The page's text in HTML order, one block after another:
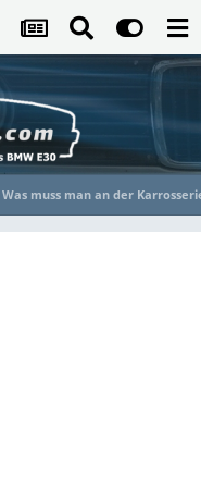
Was muss man an der